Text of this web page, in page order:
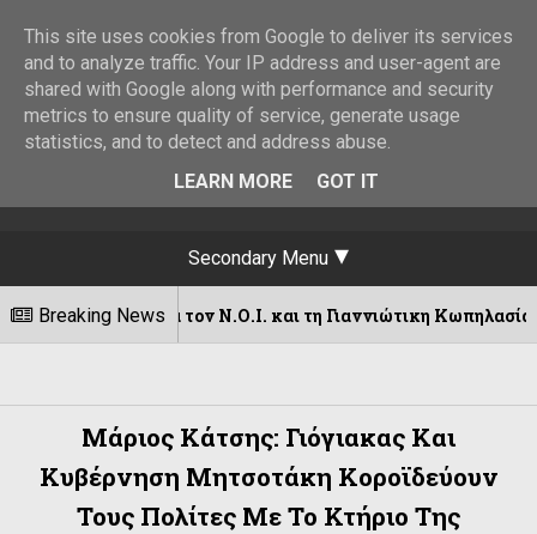
Secondary Menu
Breaking News
για τον Ν.Ο.Ι. και τη Γιαννιώτικη Κωπηλασία!Χρυσός ο
Μάριος Κάτσης: Γιόγιακας Και
Κυβέρνηση Μητσοτάκη Κοροϊδεύουν
Τους Πολίτες Με Το Κτήριο Της
This site uses cookies from Google to deliver its services
and to analyze traffic. Your IP address and user-agent are
shared with Google along with performance and security
metrics to ensure quality of service, generate usage
statistics, and to detect and address abuse.
LEARN MORE
GOT IT